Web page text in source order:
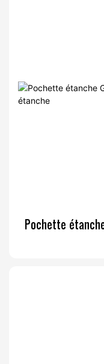
Pochette